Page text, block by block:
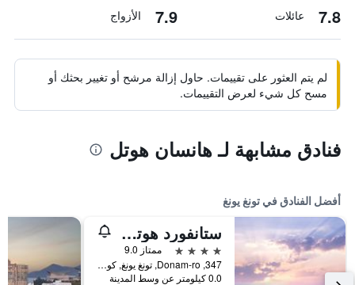
7.8 عائلات 7.9 الأزواج
لم يتم العثور على تقييمات. حاول إزالة مرشح أو تغيير بحثك أو
مسح كل شيء لعرض التقييمات.
فنادق مشابهة لـ هانسان هوتل
أفضل الفنادق في تونغ يونغ
ستانفورد هوتل آند ريزورت تونجيونج
4 نجوم
ممتاز 9.0
347, Donam-ro, تونغ يونغ, كوريا الجنوبية
0.0 كيلومتر عن وسط المدينة